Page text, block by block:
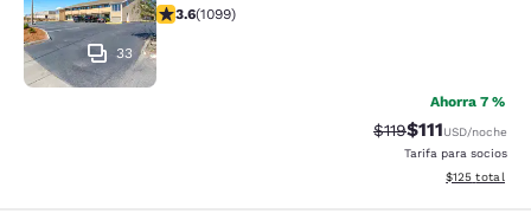
33
calificación de 3.6 estrellas. Bueno. 1099 reseñas
3.6(1099)
Ahorra 7 %
Precio tachado:
$119Precio con
$111USD/noche
Tarifa para socios
Ver detalles
$125 total